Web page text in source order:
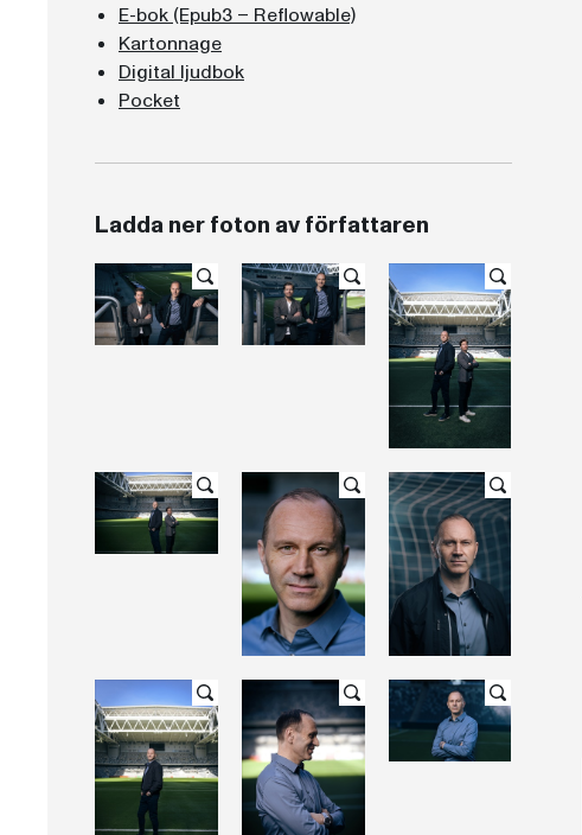
E-bok (Epub3 – Reflowable)
Kartonnage
Digital ljudbok
Pocket
Ladda ner foton av författaren